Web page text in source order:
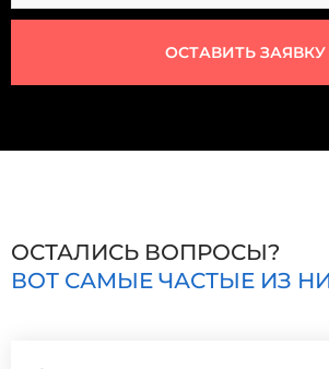
ОСТАВИТЬ ЗАЯВКУ
ОСТАЛИСЬ ВОПРОСЫ?
ВОТ САМЫЕ ЧАСТЫЕ ИЗ